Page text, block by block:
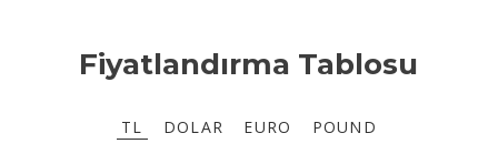
Fiyatlandırma Tablosu
TL DOLAR EURO POUND